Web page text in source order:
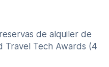
de alquiler de
Travel Tech Awards (4